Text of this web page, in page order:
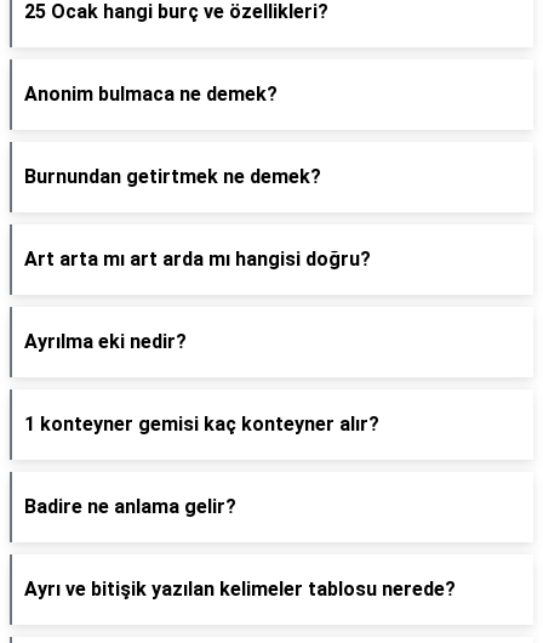
25 Ocak hangi burç ve özellikleri?
Anonim bulmaca ne demek?
Burnundan getirtmek ne demek?
Art arta mı art arda mı hangisi doğru?
Ayrılma eki nedir?
1 konteyner gemisi kaç konteyner alır?
Badire ne anlama gelir?
Ayrı ve bitişik yazılan kelimeler tablosu nerede?